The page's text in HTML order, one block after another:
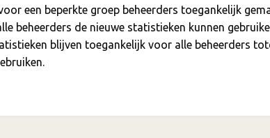
een beperkte groep beheerders toegankelijk
beheerders de nieuwe statistieken kunnen
blijven toegankelijk voor alle beheerders